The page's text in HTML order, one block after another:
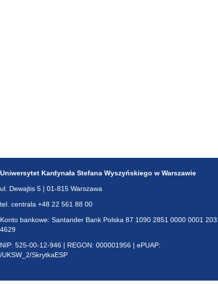
Uniwersytet Kardynała Stefana Wyszyńskiego w Warszawie
ul. Dewajtis 5 | 01-815 Warszawa
tel. centrala +48 22 561 88 00
Konto bankowe: Santander Bank Polska 87 1090 2851 0000 0001
4629
NIP: 525-00-12-946 | REGON: 000001956 | ePUAP:
/UKSW_2/SkrytkaESP